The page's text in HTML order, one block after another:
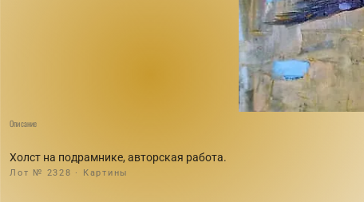
Описание
Холст на подрамнике, авторская работа.
Лот № 2328 · Картины